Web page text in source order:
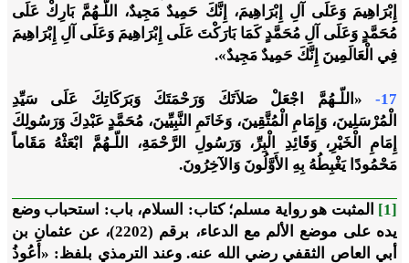
إِبْرَاهِيمَ وَعَلَى آلِ إِبْرَاهِيمَ، إِنَّكَ حَمِيدٌ مَجِيدٌ، اللّـهُمَّ بَارِكْ عَلَى
مُحَمَّدٍ وَعَلَى آلِ مُحَمَّدٍ كَمَا بَارَكْتَ عَلَى إِبْرَاهِيمَ وَعَلَى آلِ إِبْرَاهِيمَ
فِي الْعَالَمِينَ إِنَّكَ حَمِيدٌ مَجِيدٌ».
17-
«اللّـهُمَّ اجْعَلْ صَلاَتَكَ وَرَحْمَتَكَ وَبَرَكَاتِكَ عَلَى سَيِّدِ
الْمُرْسَلِينَ، وَإِمَامِ الْمُتَّقِينَ، وَخَاتَمِ النَّبِيِّينَ، مُحَمَّدٍ عَبْدِكَ وَرَسُولِكَ
إِمَامِ الْخَيْرِ، وَقَائِدِ الْبِرِّ، وَرَسُولِ الرَّحْمَةِ، اللّـهُمَّ ابْعَثْهُ مَقَاماً
مَحْمُودًا يَغْبِطُهُ بِهِ الأَوَّلُونَ وَالآخِرُونَ.
[1]
المثبت هو رواية مسلم؛ كتاب: السلام، باب: استحباب وضع
يده على موضع الألم مع الدعاء، برقم (2202)، عن عثمان بن
أبي العاص الثقفي رضي الله عنه. وعند الترمذي بلفظ: «أَعُوذُ